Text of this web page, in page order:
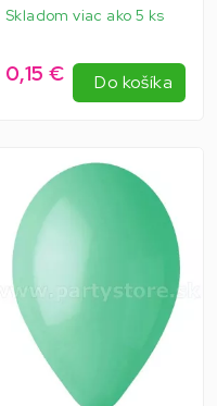
Skladom viac ako 5 ks
0,15 € Do košíka